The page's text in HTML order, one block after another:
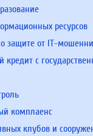
ресурсов
защите от IT-
кредит с
комплаенс
клубов и